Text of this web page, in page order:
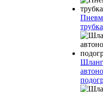
трубка